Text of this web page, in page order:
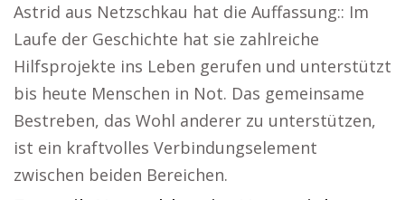
Astrid aus Netzschkau hat die Auffassung:: Im
Laufe der Geschichte hat sie zahlreiche
Hilfsprojekte ins Leben gerufen und unterstützt
bis heute Menschen in Not. Das gemeinsame
Bestreben, das Wohl anderer zu unterstützen,
ist ein kraftvolles Verbindungselement
zwischen beiden Bereichen.